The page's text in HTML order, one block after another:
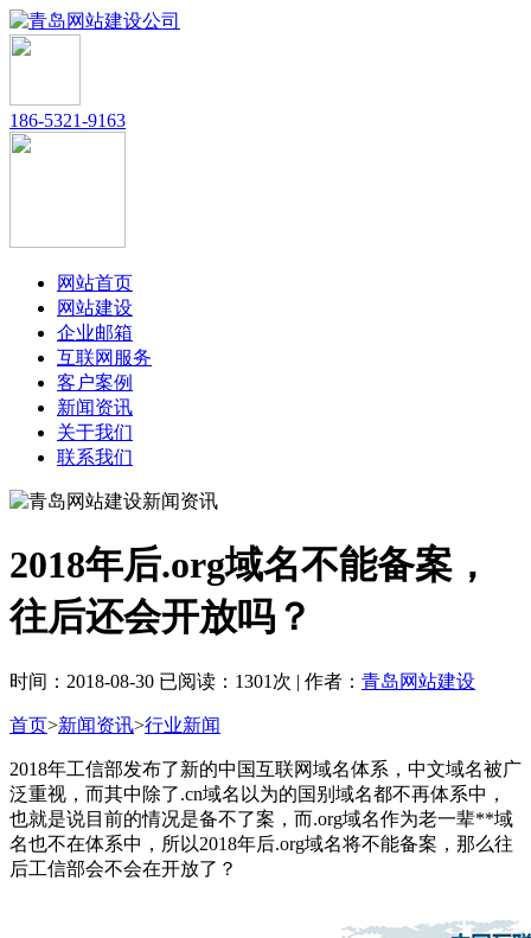
186-5321-9163
网站首页
网站建设
企业邮箱
互联网服务
客户案例
新闻资讯
关于我们
联系我们
2018年后.org域名不能备案，
往后还会开放吗？
时间：2018-08-30 已阅读：1301次 | 作者： 青岛网站建设
首页>新闻资讯>行业新闻
2018年工信部发布了新的中国互联网域名体系，中文域名被广
泛重视，而其中除了.cn域名以为的国别域名都不再体系中，
也就是说目前的情况是备不了案，而.org域名作为老一辈**域
名也不在体系中，所以2018年后.org域名将不能备案，那么往
后工信部会不会在开放了？